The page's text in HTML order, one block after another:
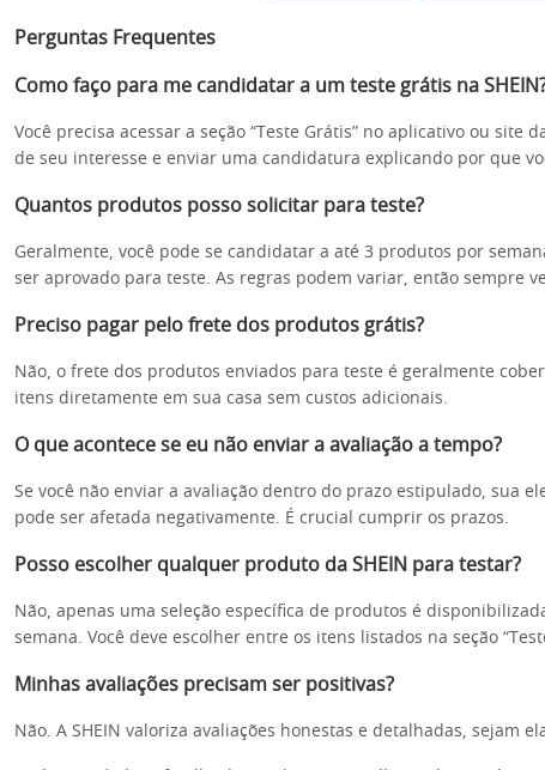
Perguntas Frequentes
Como faço para me candidatar a um teste grátis na
Você precisa acessar a seção “Teste Grátis” no aplicativo ou site
de seu interesse e enviar uma candidatura explicando por que
Quantos produtos posso solicitar para teste?
Geralmente, você pode se candidatar a até 3 produtos por
ser aprovado para teste. As regras podem variar, então sempre
Preciso pagar pelo frete dos produtos grátis?
Não, o frete dos produtos enviados para teste é geralmente
itens diretamente em sua casa sem custos adicionais.
O que acontece se eu não enviar a avaliação a tempo?
Se você não enviar a avaliação dentro do prazo estipulado, sua
pode ser afetada negativamente. É crucial cumprir os prazos.
Posso escolher qualquer produto da SHEIN para testar?
Não, apenas uma seleção específica de produtos é
semana. Você deve escolher entre os itens listados na seção
Minhas avaliações precisam ser positivas?
Não. A SHEIN valoriza avaliações honestas e detalhadas, sejam